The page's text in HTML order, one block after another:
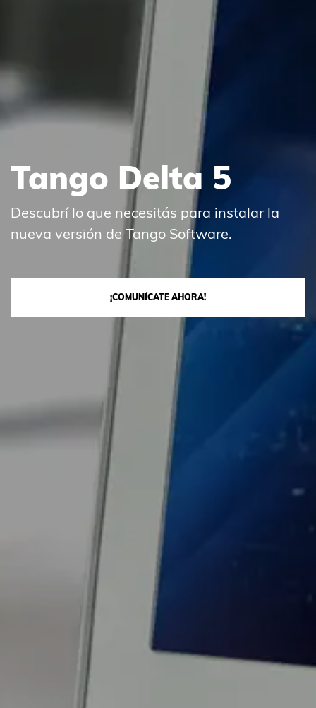
Tango Delta 5
Descubrí lo que necesitás para instalar la
nueva versión de Tango Software.
¡COMUNÍCATE AHORA!